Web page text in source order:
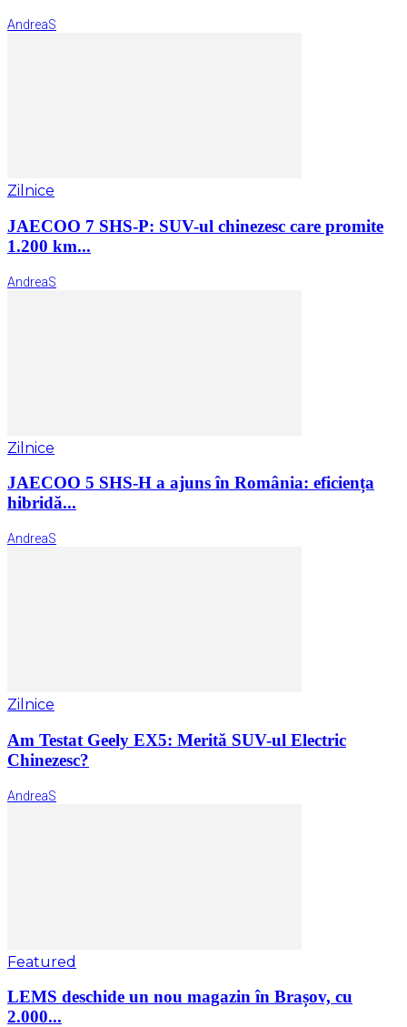
AndreaS
Zilnice
JAECOO 7 SHS-P: SUV-ul chinezesc care promite
1.200 km...
AndreaS
Zilnice
JAECOO 5 SHS-H a ajuns în România: eficiența
hibridă...
AndreaS
Zilnice
Am Testat Geely EX5: Merită SUV-ul Electric
Chinezesc?
AndreaS
Featured
LEMS deschide un nou magazin în Brașov, cu
2.000...